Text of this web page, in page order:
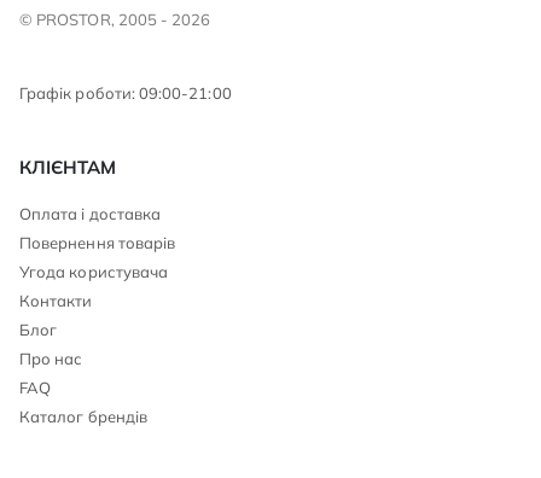
© PROSTOR, 2005 - 2026
Графік роботи: 09:00-21:00
КЛІЄНТАМ
Оплата і доставка
Повернення товарів
Угода користувача
Контакти
Блог
Про нас
FAQ
Каталог брендів